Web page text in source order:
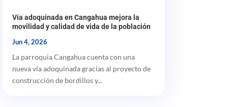
Vía adoquinada en Cangahua mejora la
movilidad y calidad de vida de la población
Jun 4, 2026
La parroquia Cangahua cuenta con una
nueva vía adoquinada gracias al proyecto de
construcción de bordillos y...